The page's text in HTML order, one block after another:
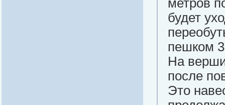
метров
будет
пешком
На
после
Это